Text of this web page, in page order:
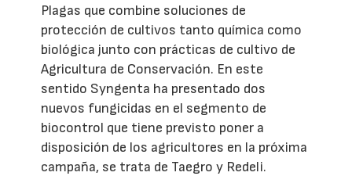
Plagas que combine soluciones de
protección de cultivos tanto química como
biológica junto con prácticas de cultivo de
Agricultura de Conservación. En este
sentido Syngenta ha presentado dos
nuevos fungicidas en el segmento de
biocontrol que tiene previsto poner a
disposición de los agricultores en la próxima
campaña, se trata de Taegro y Redeli.